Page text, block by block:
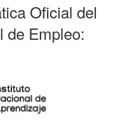
Oficial del
de Empleo: